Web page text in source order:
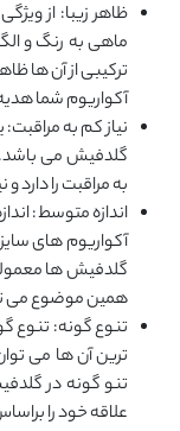
ظاهر زیبا: از
ماهی به رنگ و
ترکیبی از آن ها
آکواریوم شما
نیاز کم به
گلدفیش می باشد.
به مراقبت را دارد
اندازه متوسط:
آکواریوم های
گلدفیش ها معمولا
همین موضوع می
تنوع گونه: تنوع
ترین آن ها می
تنو گونه در
علاقه خود را